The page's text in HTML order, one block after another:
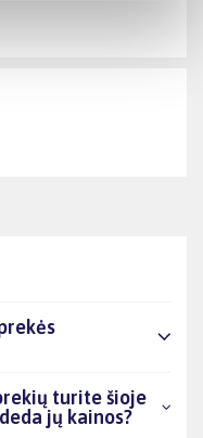
turite šioje
jų kainos?